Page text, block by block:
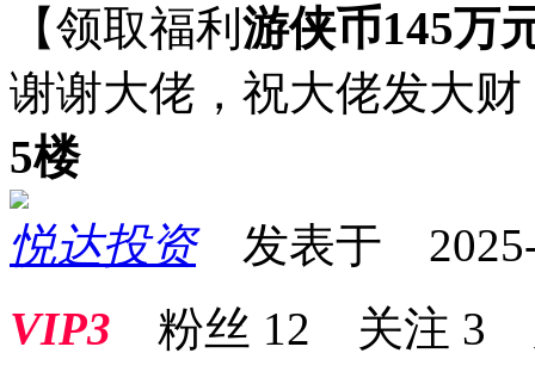
【领取福利 游侠币145万
谢谢大佬，祝大佬发大财
5楼
悦达投资发表于 2025-
VIP3 粉丝 12 关注 3